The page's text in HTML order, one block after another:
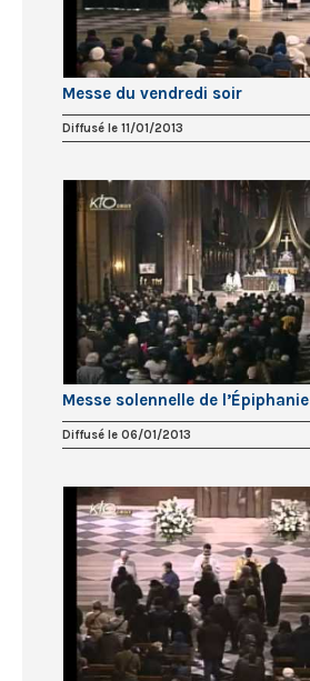
Messe du vendredi soir
Diffusé le 11/01/2013
Messe solennelle de l’Épiphanie
Diffusé le 06/01/2013